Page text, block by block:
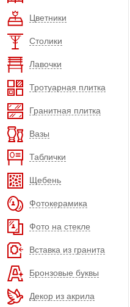
Цветники
Столики
Лавочки
Тротуарная плитка
Гранитная плитка
Вазы
Таблички
Щебень
Фотокерамика
Фото на стекле
Вставка из гранита
Бронзовые буквы
Декор из акрила